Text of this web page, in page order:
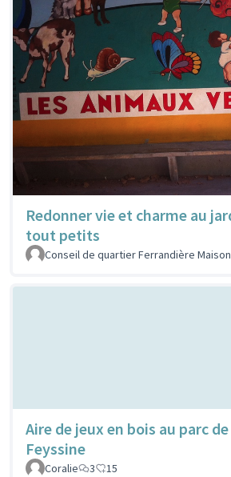
Redonner vie et charme au
tout petits
Conseil de quartier Ferrandière
Aire de jeux en bois au parc
Feyssine
Coralie 3 15